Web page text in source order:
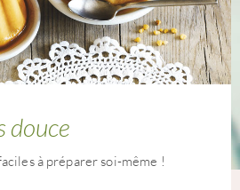
douce
à préparer soi-même !